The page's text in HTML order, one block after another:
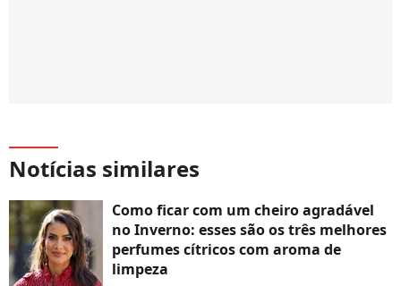
Notícias similares
Como ficar com um cheiro agradável
no Inverno: esses são os três melhores
perfumes cítricos com aroma de
limpeza